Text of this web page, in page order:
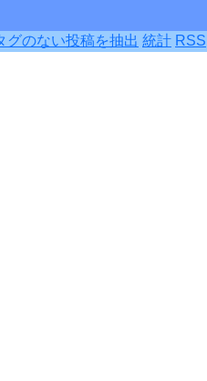
グのない投稿を抽出 統計 RSS